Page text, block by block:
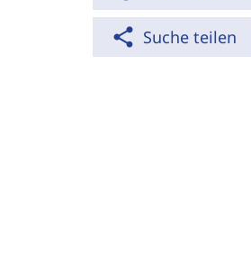
share Suche teilen